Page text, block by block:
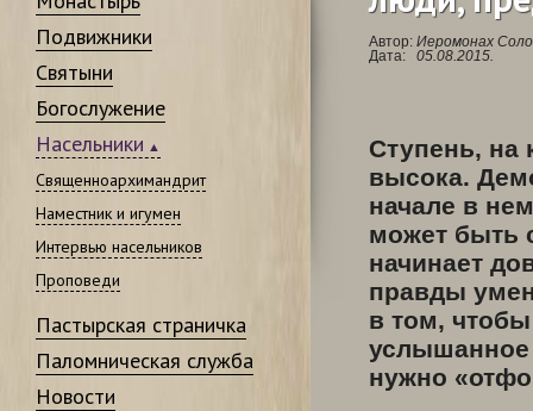
Подвижники
Святыни
Богослужение
Насельники
Священноархимандрит
Наместник и игумен
Интервью насельников
Проповеди
Пастырская страничка
Паломническая служба
Новости
Автор: Иеромонах
Дата:
05.08.2015.
Ступень, на
высока.
начале в
может быть
начинает
правды
в том,
услышанное
нужно